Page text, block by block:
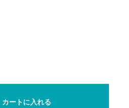
カートに入れる